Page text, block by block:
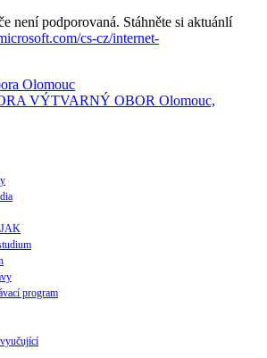
není podporovaná. Stáhněte si aktuánlí
cs-cz/internet-
VÝTVARNÝ OBOR Olomouc,
program